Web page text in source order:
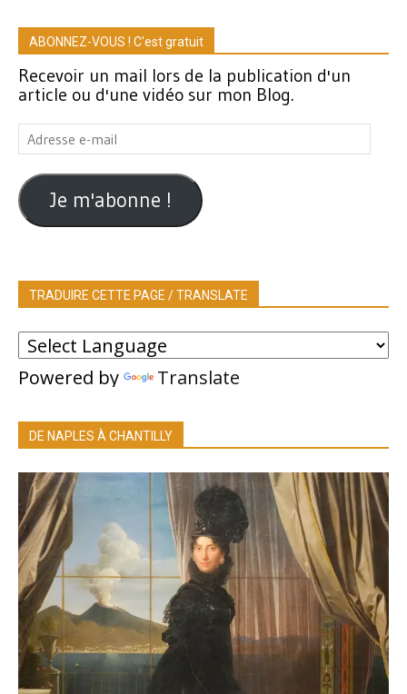
ABONNEZ-VOUS ! C'est gratuit
Recevoir un mail lors de la publication d'un
article ou d'une vidéo sur mon Blog.
Adresse
e-
mail
Je m'abonne !
TRADUIRE CETTE PAGE / TRANSLATE
Powered by Translate
DE NAPLES À CHANTILLY